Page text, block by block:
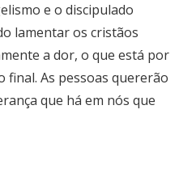
e o discipulado
lamentar os cristãos
a dor, o que está por
final. As pessoas quererão
que há em nós que